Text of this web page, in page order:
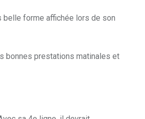
belle forme affichée lors de son
bonnes prestations matinales et